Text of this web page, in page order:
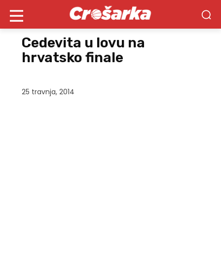
Cedevita u lovu na
hrvatsko finale
25 travnja, 2014